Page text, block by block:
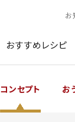
お
おすすめレシピ
コンセプト お